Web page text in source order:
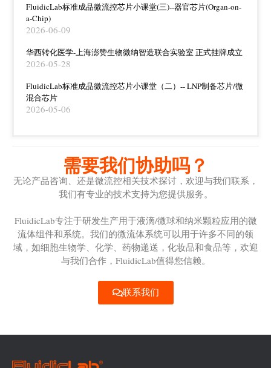
FluidicLab标准成品微流控芯片小课堂(三)--器官芯片(Organ-on-
a-Chip)
2026-06-09
华西转化医学-上海澎赞生物微纳智造联合实验室 正式挂牌成立
2026-05-28
FluidicLab标准成品微流控芯片小课堂（二）-- LNP制备芯片/微
混合芯片
2026-05-06
需要我们协助吗？
无论产品咨询、还是微流控相关技术探讨，欢迎与我们联系，
我们有专业的技术支持为您提供服务。
FluidicLab专注于研发生产用于液滴/微球和纳米颗粒应用的微
流体组件和系统。我们的微流体系统可以用于许多不同的领
域，如细胞生物学、化学、药物递送，化妆品和食品等，欢迎
与我们合作，FluidicLab值得您信赖。
联系我们